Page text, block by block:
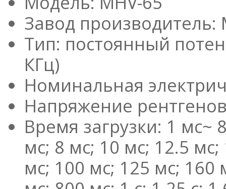
Завод производитель:
Тип: постоянный
КГц)
Номинальная
Напряжение
Время загрузки: 1 мс~
мс; 8 мс; 10 мс; 12.5
мс; 100 мс; 125 мс; 160